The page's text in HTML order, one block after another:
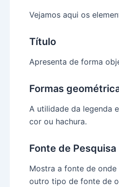
Vejamos aqui os
Título
Apresenta de forma
Formas
A utilidade da legenda
cor ou hachura.
Fonte de Pesquisa
Mostra a fonte de
outro tipo de fonte de